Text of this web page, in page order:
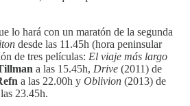
lo hará con un maratón de la segunda
desde las 11.45h (hora peninsular
de tres películas: El viaje más largo
a las 15.45h, Drive (2011) de
a las 22.00h y Oblivion (2013) de
23.45h.